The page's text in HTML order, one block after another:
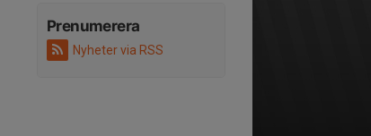
Prenumerera
Nyheter via RSS